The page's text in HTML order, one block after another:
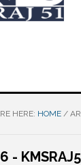
HERE: HOME /
-